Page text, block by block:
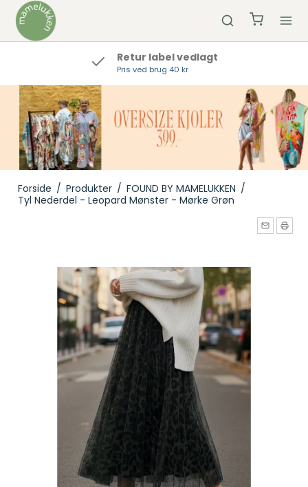
Retur label vedlagt
Pris ved brug 40 kr
Forside / Produkter / FOUND BY MAMELUKKEN /
Tyl Nederdel - Leopard Mønster - Mørke Grøn